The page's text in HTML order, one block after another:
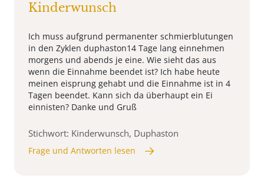
Kinderwunsch
Ich muss aufgrund permanenter schmierblutungen
in den Zyklen duphaston14 Tage lang einnehmen
morgens und abends je eine. Wie sieht das aus
wenn die Einnahme beendet ist? Ich habe heute
meinen eisprung gehabt und die Einnahme ist in 4
Tagen beendet. Kann sich da überhaupt ein Ei
einnisten? Danke und Gruß
Stichwort: Kinderwunsch, Duphaston
Frage und Antworten lesen